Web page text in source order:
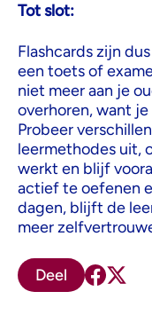
Tot slot:
Flashcards zijn
een toets of
niet meer aan je
overhoren, want
Probeer
leermethodes uit,
werkt en blijf
actief te oefenen
dagen, blijft de
meer
Deel